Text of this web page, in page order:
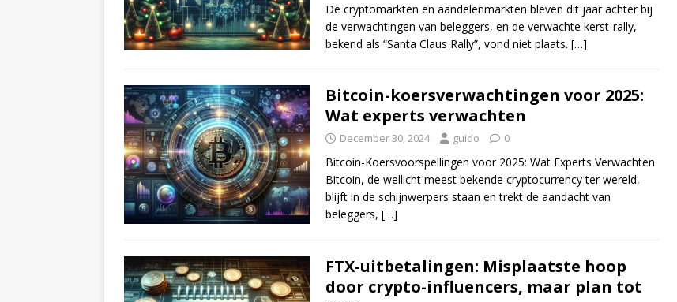
De cryptomarkten en aandelenmarkten bleven dit jaar achter bij
de verwachtingen van beleggers, en de verwachte kerst-rally,
bekend als “Santa Claus Rally”, vond niet plaats. […]
Bitcoin-koersverwachtingen voor 2025:
Wat experts verwachten
December 30, 2024 guido 0
Bitcoin-Koersvoorspellingen voor 2025: Wat Experts Verwachten
Bitcoin, de wellicht meest bekende cryptocurrency ter wereld,
blijft in de schijnwerpers staan en trekt de aandacht van
beleggers, […]
FTX-uitbetalingen: Misplaatste hoop
door crypto-influencers, maar plan tot